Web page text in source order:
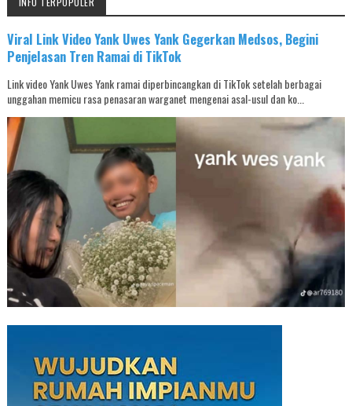
Viral Link Video Yank Uwes Yank Gegerkan Medsos, Begini
Penjelasan Tren Ramai di TikTok
Link video Yank Uwes Yank ramai diperbincangkan di TikTok setelah berbagai
unggahan memicu rasa penasaran warganet mengenai asal-usul dan ko...